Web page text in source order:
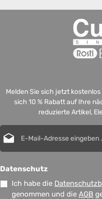
Melden Sie sich jetzt
sich 10 % Rabatt auf Ihre
reduzierte Artikel,
Datenschutz
Ich habe die
genommen und die AGB